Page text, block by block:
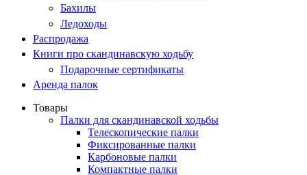
Бахилы
Ледоходы
Распродажа
Книги про скандинавскую ходьбу
Подарочные сертификаты
Аренда палок
Товары
Палки для скандинавской ходьбы
Телескопические палки
Фиксированные палки
Карбоновые палки
Компактные палки